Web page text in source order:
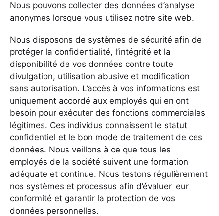
Nous pouvons collecter des données d’analyse
anonymes lorsque vous utilisez notre site web.
Nous disposons de systèmes de sécurité afin de
protéger la confidentialité, l’intégrité et la
disponibilité de vos données contre toute
divulgation, utilisation abusive et modification
sans autorisation. L’accès à vos informations est
uniquement accordé aux employés qui en ont
besoin pour exécuter des fonctions commerciales
légitimes. Ces individus connaissent le statut
confidentiel et le bon mode de traitement de ces
données. Nous veillons à ce que tous les
employés de la société suivent une formation
adéquate et continue. Nous testons régulièrement
nos systèmes et processus afin d’évaluer leur
conformité et garantir la protection de vos
données personnelles.